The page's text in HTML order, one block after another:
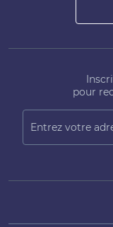
pour